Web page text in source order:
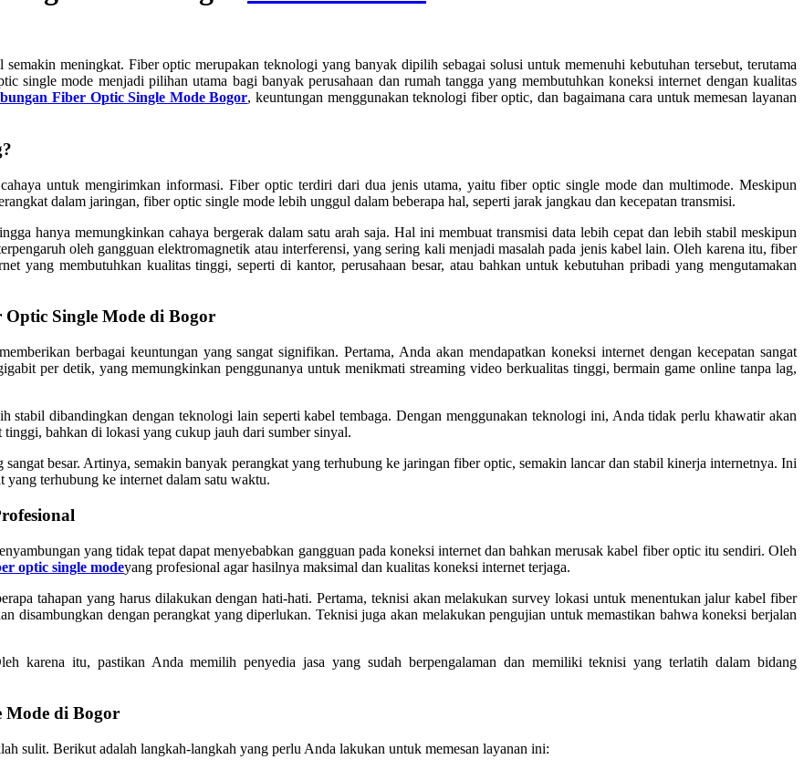
meningkat. Fiber optic merupakan teknologi yang banyak dipilih sebagai solusi untuk memenuhi kebutuhan tersebut, terutama
single mode menjadi pilihan utama bagi banyak perusahaan dan rumah tangga yang membutuhkan koneksi internet dengan kualitas
Fiber Optic Single Mode Bogor, keuntungan menggunakan teknologi fiber optic, dan bagaimana cara untuk memesan layanan
untuk mengirimkan informasi. Fiber optic terdiri dari dua jenis utama, yaitu fiber optic single mode dan multimode. Meskipun
dalam jaringan, fiber optic single mode lebih unggul dalam beberapa hal, seperti jarak jangkau dan kecepatan transmisi.
hanya memungkinkan cahaya bergerak dalam satu arah saja. Hal ini membuat transmisi data lebih cepat dan lebih stabil meskipun
oleh gangguan elektromagnetik atau interferensi, yang sering kali menjadi masalah pada jenis kabel lain. Oleh karena itu, fiber
yang membutuhkan kualitas tinggi, seperti di kantor, perusahaan besar, atau bahkan untuk kebutuhan pribadi yang mengutamakan
Single Mode di Bogor
berbagai keuntungan yang sangat signifikan. Pertama, Anda akan mendapatkan koneksi internet dengan kecepatan sangat
per detik, yang memungkinkan penggunanya untuk menikmati streaming video berkualitas tinggi, bermain game online tanpa lag,
stabil dibandingkan dengan teknologi lain seperti kabel tembaga. Dengan menggunakan teknologi ini, Anda tidak perlu khawatir akan
bahkan di lokasi yang cukup jauh dari sumber sinyal.
besar. Artinya, semakin banyak perangkat yang terhubung ke jaringan fiber optic, semakin lancar dan stabil kinerja internetnya. Ini
terhubung ke internet dalam satu waktu.
yang tidak tepat dapat menyebabkan gangguan pada koneksi internet dan bahkan merusak kabel fiber optic itu sendiri. Oleh
optic single modeyang profesional agar hasilnya maksimal dan kualitas koneksi internet terjaga.
tahapan yang harus dilakukan dengan hati-hati. Pertama, teknisi akan melakukan survey lokasi untuk menentukan jalur kabel fiber
disambungkan dengan perangkat yang diperlukan. Teknisi juga akan melakukan pengujian untuk memastikan bahwa koneksi berjalan
karena itu, pastikan Anda memilih penyedia jasa yang sudah berpengalaman dan memiliki teknisi yang terlatih dalam bidang
Mode di Bogor
sulit. Berikut adalah langkah-langkah yang perlu Anda lakukan untuk memesan layanan ini: